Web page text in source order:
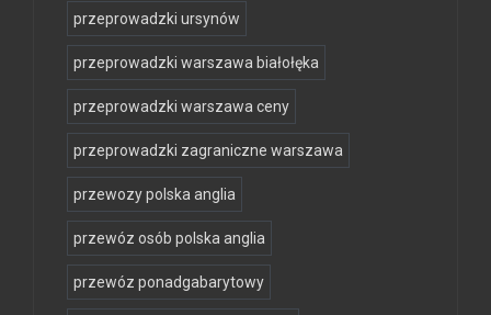
przeprowadzki ursynów
przeprowadzki warszawa białołęka
przeprowadzki warszawa ceny
przeprowadzki zagraniczne warszawa
przewozy polska anglia
przewóz osób polska anglia
przewóz ponadgabarytowy